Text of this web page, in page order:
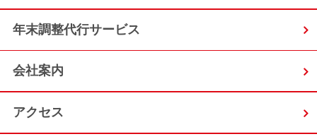
年末調整代行サービス
会社案内
アクセス